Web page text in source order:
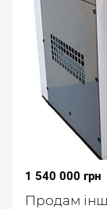
1 540 000 грн
Продам